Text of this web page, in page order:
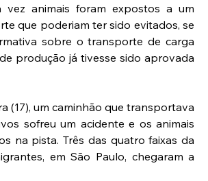
vez animais foram expostos a um
que poderiam ter sido evitados, se
sobre o transporte de carga
produção já tivesse sido aprovada
(17), um caminhão que transportava
sofreu um acidente e os animais
na pista. Três das quatro faixas da
em São Paulo, chegaram a